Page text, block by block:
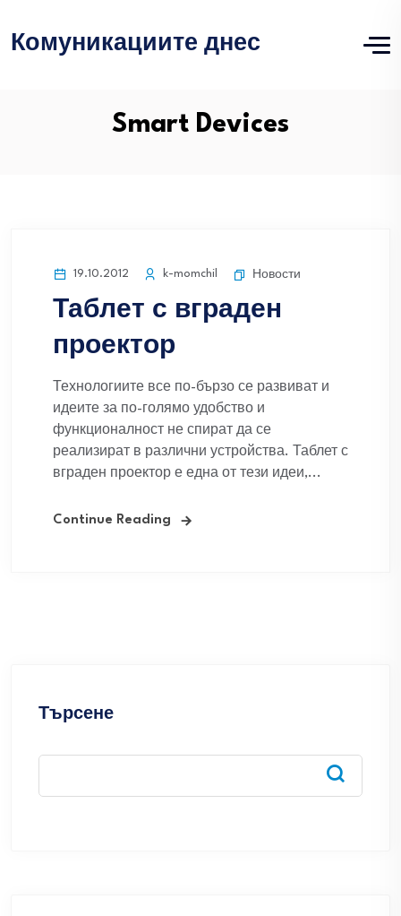
Комуникациите днес
Smart Devices
19.10.2012 k-momchil Новости
Таблет с вграден
проектор
Технологиите все по-бързо се развиват и
идеите за по-голямо удобство и
функционалност не спират да се
реализират в различни устройства. Таблет с
вграден проектор е една от тези идеи,...
Continue Reading
Търсене